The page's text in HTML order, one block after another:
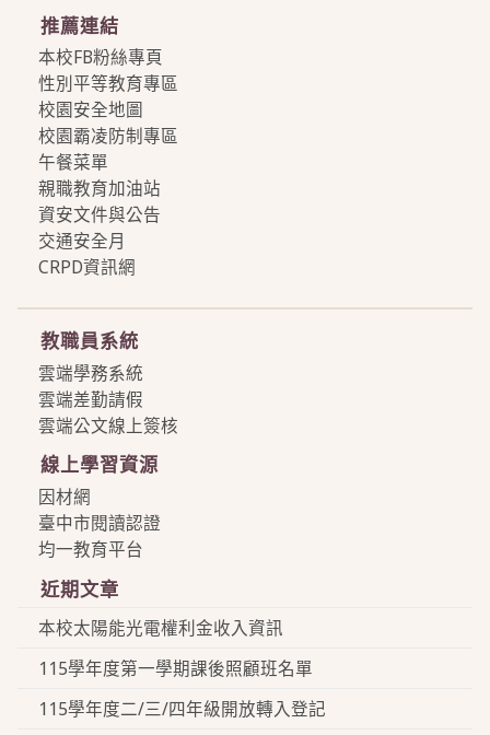
推薦連結
本校FB粉絲專頁
性別平等教育專區
校園安全地圖
校園霸凌防制專區
午餐菜單
親職教育加油站
資安文件與公告
交通安全月
CRPD資訊網
教職員系統
雲端學務系統
雲端差勤請假
雲端公文線上簽核
線上學習資源
因材網
臺中市閱讀認證
均一教育平台
近期文章
本校太陽能光電權利金收入資訊
115學年度第一學期課後照顧班名單
115學年度二/三/四年級開放轉入登記